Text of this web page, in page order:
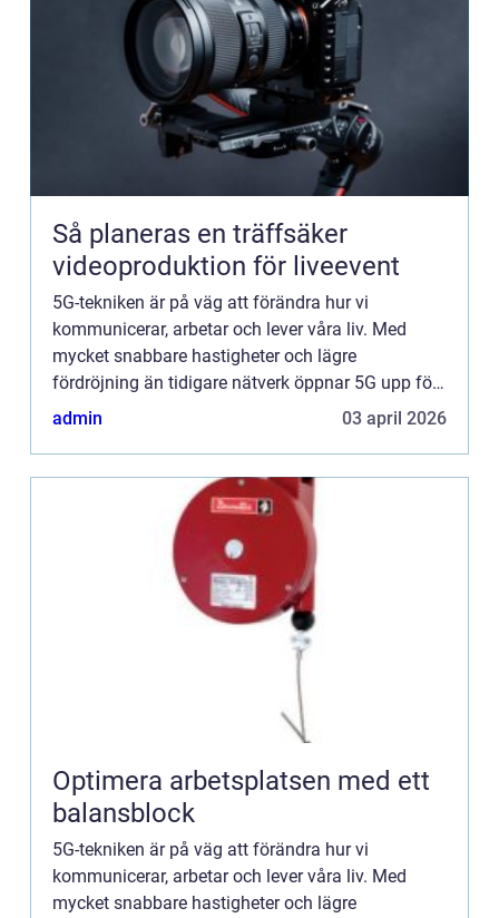
Så planeras en träffsäker
videoproduktion för liveevent
5G-tekniken är på väg att förändra hur vi
kommunicerar, arbetar och lever våra liv. Med
mycket snabbare hastigheter och lägre
fördröjning än tidigare nätverk öppnar 5G upp för
helt ny...
admin 03 april 2026
Optimera arbetsplatsen med ett
balansblock
5G-tekniken är på väg att förändra hur vi
kommunicerar, arbetar och lever våra liv. Med
mycket snabbare hastigheter och lägre